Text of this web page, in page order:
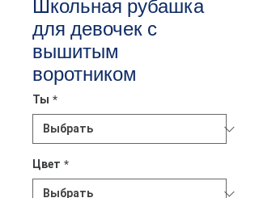
Школьная рубашка
для девочек с
вышитым
воротником
Ты *
Цвет *